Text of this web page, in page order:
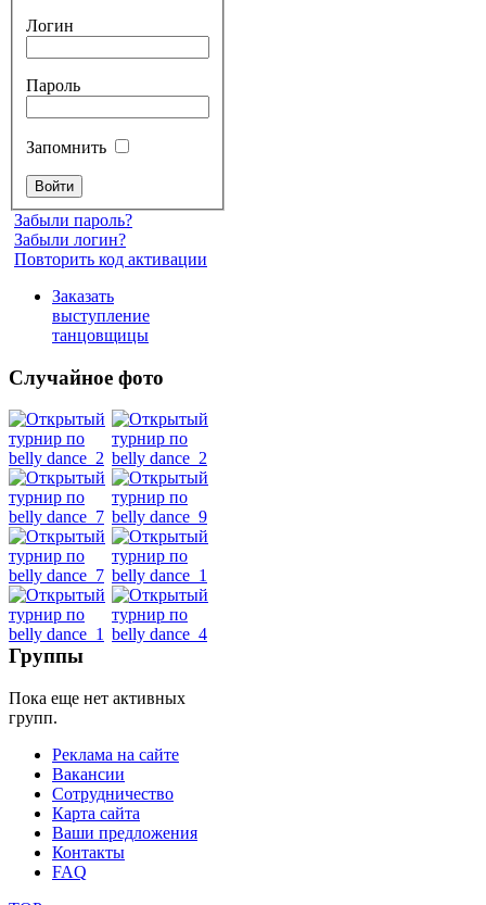
Логин
Пароль
Запомнить
Забыли пароль?
Забыли логин?
Повторить код активации
Заказать
выступление
танцовщицы
Случайное фото
Группы
Пока еще нет активных
групп.
Реклама на сайте
Вакансии
Сотрудничество
Карта сайта
Ваши предложения
Контакты
FAQ